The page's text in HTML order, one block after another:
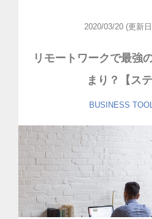
2020/03/20 (更新
リモートワークで最強
まり？【ス
BUSINESS